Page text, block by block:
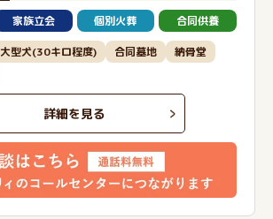
家族立会 個別火葬 合同供養
大型犬(30キロ程度) 合同墓地
納骨堂
詳細を見る